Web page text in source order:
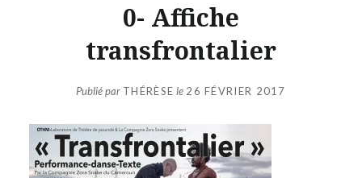
0- Affiche
transfrontalier
Publié par THÉRÈSE le 26 FÉVRIER 2017